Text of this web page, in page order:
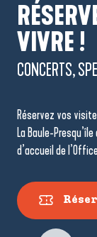
VIVRE !
CONCERTS,
Réservez vos
La Baule-
d’accueil de
Visites